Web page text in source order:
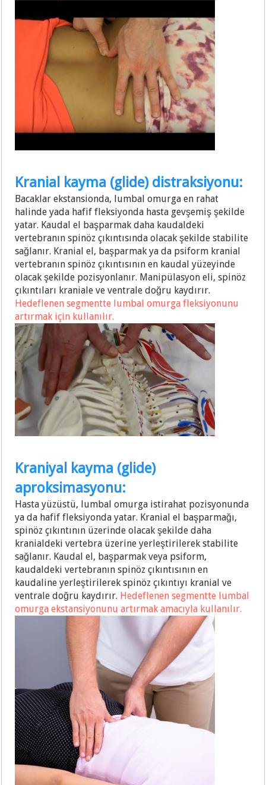
Kranial kayma (glide) distraksiyonu:
Bacaklar ekstansionda, lumbal omurga en rahat
halinde yada hafif fleksiyonda hasta gevşemiş şekilde
yatar. Kaudal el başparmak daha kaudaldeki
vertebranın spinöz çıkıntısında olacak şekilde stabilite
sağlanır. Kranial el, başparmak ya da psiform kranial
vertebranın spinöz çıkıntısının en kaudal yüzeyinde
olacak şekilde pozisyonlanır. Manipülasyon eli, spinöz
çıkıntıları kraniale ve ventrale doğru kaydırır.
Hedeflenen segmentte lumbal omurga fleksiyonunu
artırmak için kullanılır.
Kraniyal kayma (glide)
aproksimasyonu:
Hasta yüzüstü, lumbal omurga istirahat pozisyonunda
ya da hafif fleksiyonda yatar. Kranial el başparmağı,
spinöz çıkıntının üzerinde olacak şekilde daha
kranialdeki vertebra üzerine yerleştirilerek stabilite
sağlanır. Kaudal el, başparmak veya psiform,
kaudaldeki vertebranın spinöz çıkıntısının en
kaudaline yerleştirilerek spinöz çıkıntıyı kranial ve
ventrale doğru kaydırır. Hedeflenen segmentte lumbal
omurga ekstansiyonunu artırmak amacıyla kullanılır.